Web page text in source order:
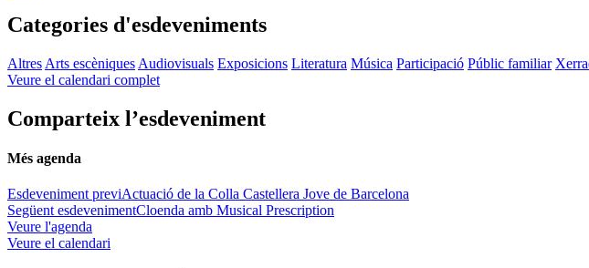
Categories d'esdeveniments
Altres Arts escèniques Audiovisuals Exposicions Literatura Música Participació Públic familiar
Veure el calendari complet
Comparteix l’esdeveniment
Més agenda
Esdeveniment previActuació de la Colla Castellera Jove de Barcelona
Següent esdevenimentCloenda amb Musical Prescription
Veure l'agenda
Veure el calendari